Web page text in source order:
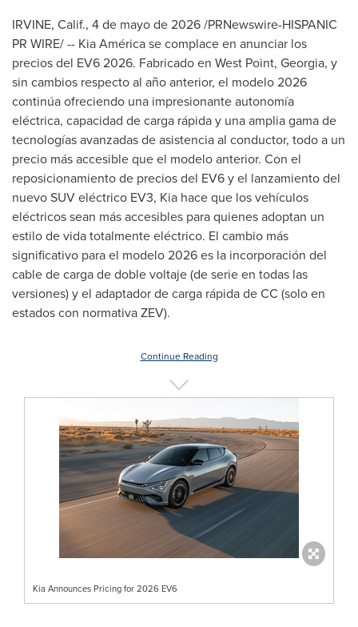
IRVINE, Calif., 4 de mayo de 2026/PRNewswire-HISPANIC
PR WIRE/ -- Kia América se complace en anunciar los
precios del EV6 2026. Fabricado en West Point, Georgia, y
sin cambios respecto al año anterior, el modelo 2026
continúa ofreciendo una impresionante autonomía
eléctrica, capacidad de carga rápida y una amplia gama de
tecnologías avanzadas de asistencia al conductor, todo a un
precio más accesible que el modelo anterior. Con el
reposicionamiento de precios del EV6 y el lanzamiento del
nuevo SUV eléctrico EV3, Kia hace que los vehículos
eléctricos sean más accesibles para quienes adoptan un
estilo de vida totalmente eléctrico. El cambio más
significativo para el modelo 2026 es la incorporación del
cable de carga de doble voltaje (de serie en todas las
versiones) y el adaptador de carga rápida de CC (solo en
estados con normativa ZEV).
Continue Reading
Kia Announces Pricing for 2026 EV6